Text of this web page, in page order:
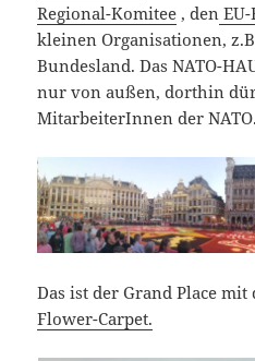
Regional-Komitee , den EU-
kleinen Organisationen,
Bundesland. Das NATO-
nur von außen, dorthin
MitarbeiterInnen der NATO.
Das ist der Grand Place
Flower-Carpet.